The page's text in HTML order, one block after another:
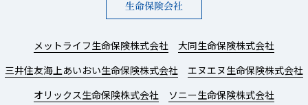
生命保険会社
メットライフ生命保険株式会社
大同生命保険株式会社
三井住友海上あいおい生命保険株式会社
エヌエヌ生命保険株式会社
オリックス生命保険株式会社
ソニー生命保険株式会社